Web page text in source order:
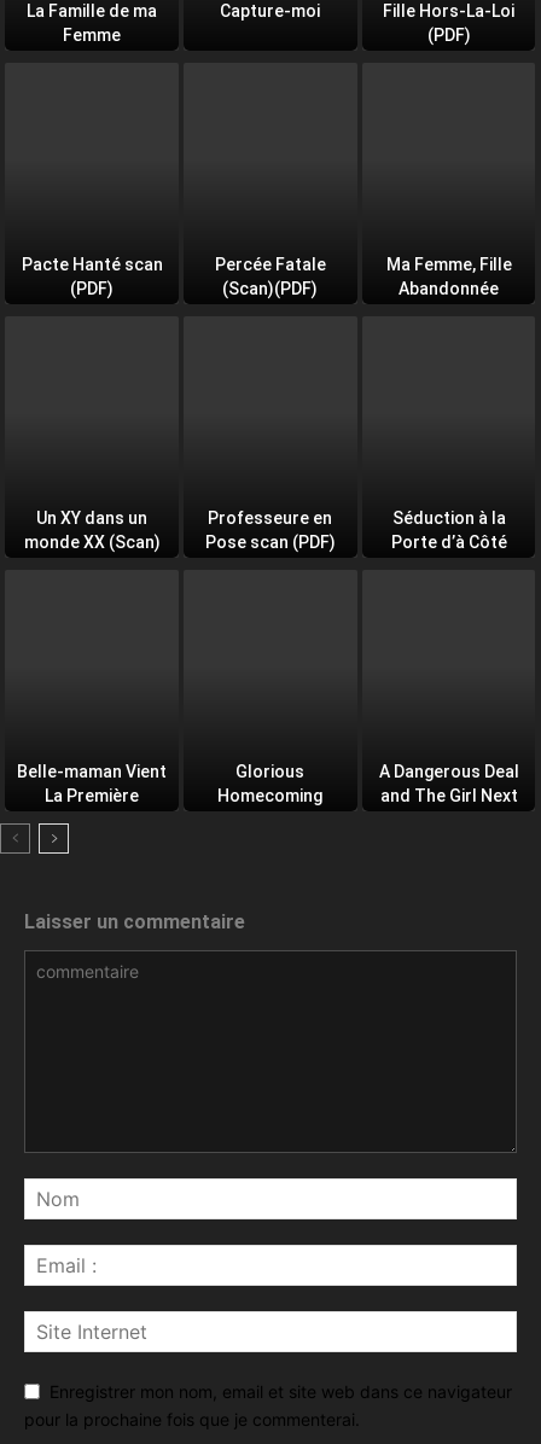
La Famille de ma
Femme
Capture-moi
Fille Hors-La-Loi
(PDF)
Pacte Hanté scan
(PDF)
Percée Fatale
(Scan)(PDF)
Ma Femme, Fille
Abandonnée
Un XY dans un
monde XX (Scan)
Professeure en
Pose scan (PDF)
Séduction à la
Porte d’à Côté
Belle-maman Vient
La Première
Glorious
Homecoming
A Dangerous Deal
and The Girl Next
Laisser un commentaire
Enregistrer mon nom, email et site web dans ce navigateur
pour la prochaine fois que je commenterai.